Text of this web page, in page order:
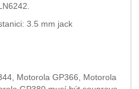
3.5 mm jack
Motorola GP366, Motorola